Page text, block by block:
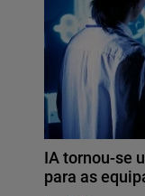
IA tornou-se
para as